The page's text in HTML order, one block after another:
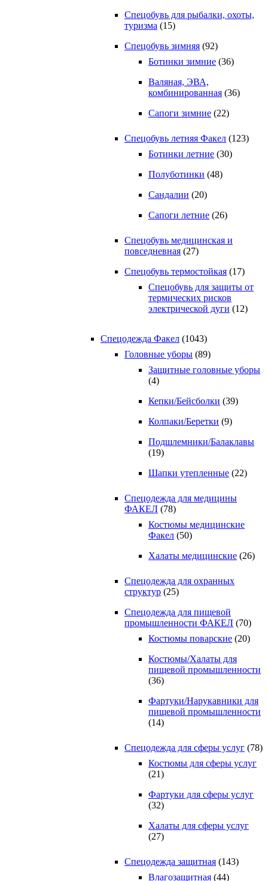
Спецобувь для рыбалки, охоты,
туризма (15)
Спецобувь зимняя (92)
Ботинки зимние (36)
Валяная, ЭВА,
комбинированная (36)
Сапоги зимние (22)
Спецобувь летняя Факел (123)
Ботинки летние (30)
Полуботинки (48)
Сандалии (20)
Сапоги летние (26)
Спецобувь медицинская и
повседневная (27)
Спецобувь термостойкая (17)
Спецобувь для защиты от
термических рисков
электрической дуги (12)
Спецодежда Факел (1043)
Головные уборы (89)
Защитные головные уборы
(4)
Кепки/Бейсболки (39)
Колпаки/Беретки (9)
Подшлемники/Балаклавы
(19)
Шапки утепленные (22)
Спецодежда для медицины
ФАКЕЛ (78)
Костюмы медицинские
Факел (50)
Халаты медицинские (26)
Спецодежда для охранных
структур (25)
Спецодежда для пищевой
промышленности ФАКЕЛ (70)
Костюмы поварские (20)
Костюмы/Халаты для
пищевой промышленности
(36)
Фартуки/Нарукавники для
пищевой промышленности
(14)
Спецодежда для сферы услуг (78)
Костюмы для сферы услуг
(21)
Фартуки для сферы услуг
(32)
Халаты для сферы услуг
(27)
Спецодежда защитная (143)
Влагозащитная (44)